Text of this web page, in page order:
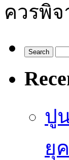
ควรพิจ
ปู
ยุ